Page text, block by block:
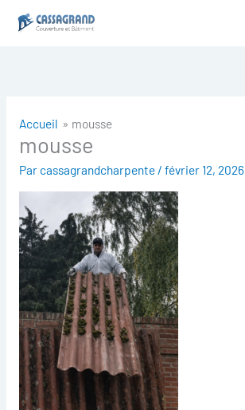
Accueil mousse
mousse
Par cassagrandcharpente / février 12, 2026